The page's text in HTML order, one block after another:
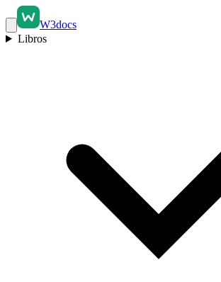
W3docs
Libros